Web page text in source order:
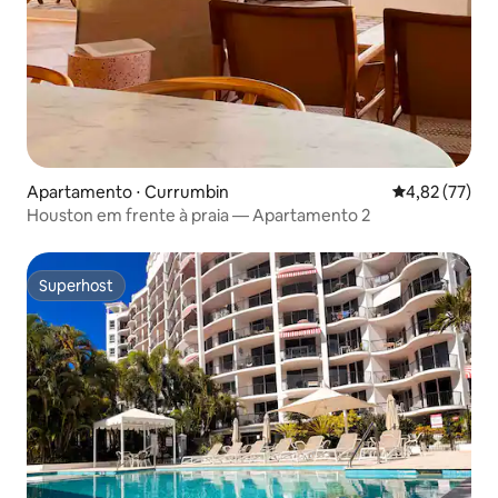
Apartamento ⋅ Currumbin 4,82 de uma
4,82 (77)
Houston em frente à praia — Apartamento 2
Superhost
Superhost